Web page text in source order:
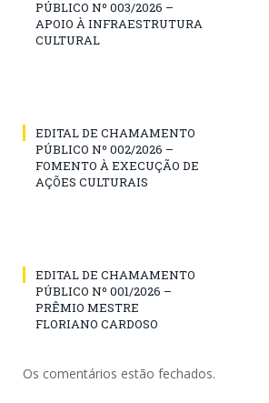
PÚBLICO Nº 003/2026 –
APOIO À INFRAESTRUTURA
CULTURAL
EDITAL DE CHAMAMENTO
PÚBLICO Nº 002/2026 –
FOMENTO À EXECUÇÃO DE
AÇÕES CULTURAIS
EDITAL DE CHAMAMENTO
PÚBLICO Nº 001/2026 –
PRÊMIO MESTRE
FLORIANO CARDOSO
Os comentários estão fechados.